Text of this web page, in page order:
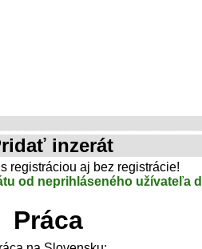
inzerát
registráciou aj bez registrácie!
od neprihláseného užívateľa
Práca